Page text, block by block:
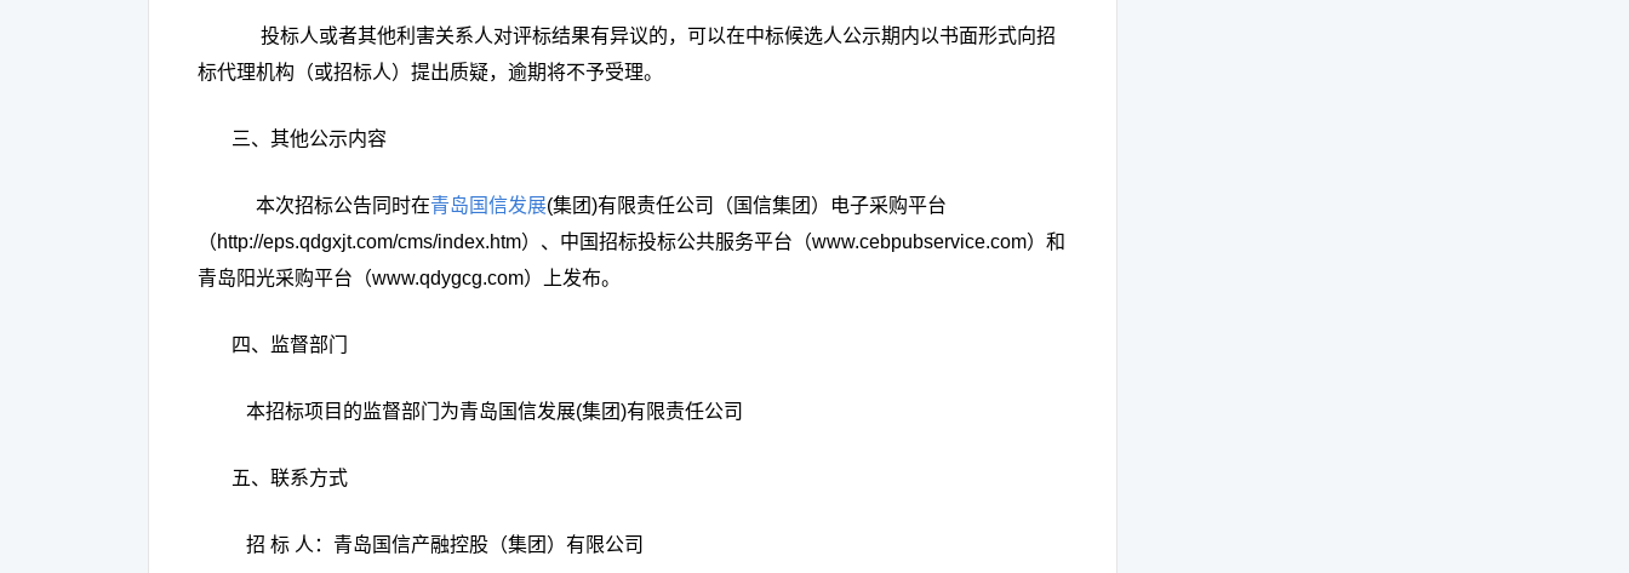
投标人或者其他利害关系人对评标结果有异议的，可以在中标候选人公示期内以书面形式向招
标代理机构（或招标人）提出质疑，逾期将不予受理。
三、其他公示内容
本次招标公告同时在青岛国信发展(集团)有限责任公司
（国信集团）电子采购平台
（http://eps.qdgxjt.com/cms/index.htm）、中国招标投标公共服务平台（www.cebpubservice.com）和
青岛阳光采购平台（www.qdygcg.com）上发布。
四、监督部门
本招标项目的监督部门为青岛国信发展(集团)有限责任公司
五、联系方式
招 标 人：青岛国信产融控股（集团）有限公司